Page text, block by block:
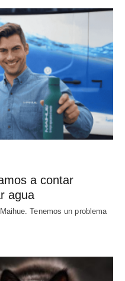
a contar
agua
Tenemos un problema